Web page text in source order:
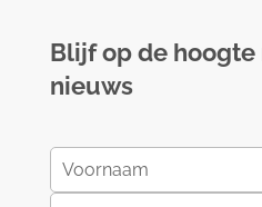
Blijf op de hoogte
nieuws